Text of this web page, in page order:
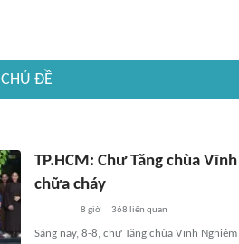
CHỦ ĐỀ
TP.HCM: Chư Tăng chùa
chữa cháy
8 giờ 368 liên quan
Sáng nay, 8-8, chư Tăng chùa Vĩnh